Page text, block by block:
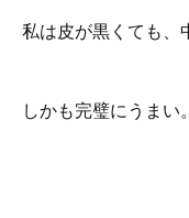
私は皮が黒くても、
しかも完璧にうまい。